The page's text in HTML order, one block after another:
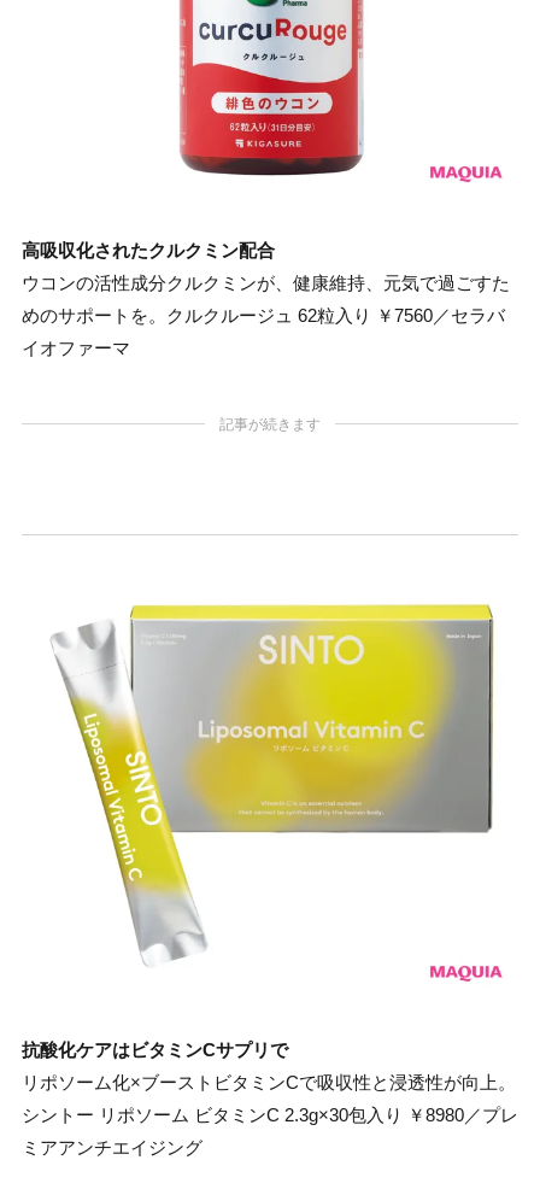
高吸収化されたクルクミン配合
ウコンの活性成分クルクミンが、健康維持、元気で過ごすた
めのサポートを。クルクルージュ 62粒入り ￥7560／セラバ
イオファーマ
記事が続きます
抗酸化ケアはビタミンCサプリで
リポソーム化×ブーストビタミンCで吸収性と浸透性が向上。
シントー リポソーム ビタミンC 2.3g×30包入り ￥8980／プレ
ミアアンチエイジング